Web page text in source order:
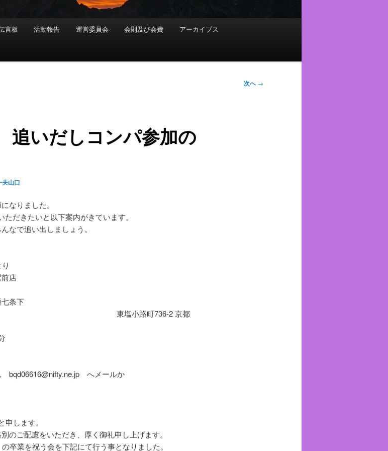
言板 活動報告 運営委員会 会則及び会費 アーカイブス
次へ→
いだしコンパ参加の
夫山口
なりました。
だきたいと以下案内がきています。
なで追い出しましょう。
店
条下
路町736-2 京都
bqd06616@nifty.ne.jp へメールか
します。
のご配慮をいただき、
厚く御礼申し上げます。
の卒業を祝う会を下記にて行う事となりました。